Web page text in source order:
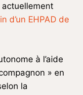
d’un EHPAD de
à l’aide
» en
la